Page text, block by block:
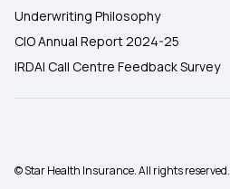
Underwriting Philosophy
CIO Annual Report 2024-25
IRDAI Call Centre Feedback Survey
© Star Health Insurance. All rights reserved.